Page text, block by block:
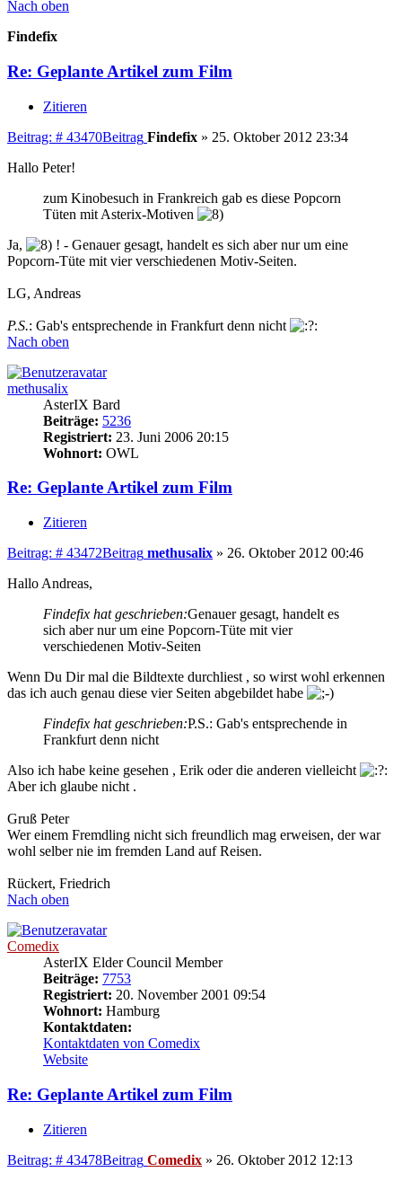
Nach oben
Findefix
Re: Geplante Artikel zum Film
Zitieren
Beitrag: # 43470Beitrag Findefix » 25. Oktober 2012 23:34
Hallo Peter!
zum Kinobesuch in Frankreich gab es diese Popcorn
Tüten mit Asterix-Motiven
Ja,
! - Genauer gesagt, handelt es sich aber nur um eine
Popcorn-Tüte mit vier verschiedenen Motiv-Seiten.
LG, Andreas
P.S.: Gab's entsprechende in Frankfurt denn nicht
Nach oben
methusalix
AsterIX Bard
Beiträge: 5236
Registriert: 23. Juni 2006 20:15
Wohnort: OWL
Re: Geplante Artikel zum Film
Zitieren
Beitrag: # 43472Beitrag methusalix » 26. Oktober 2012 00:46
Hallo Andreas,
Findefix hat geschrieben:Genauer gesagt, handelt es
sich aber nur um eine Popcorn-Tüte mit vier
verschiedenen Motiv-Seiten
Wenn Du Dir mal die Bildtexte durchliest , so wirst wohl erkennen
das ich auch genau diese vier Seiten abgebildet habe
Findefix hat geschrieben:P.S.: Gab's entsprechende in
Frankfurt denn nicht
Also ich habe keine gesehen , Erik oder die anderen vielleicht
Aber ich glaube nicht .
Gruß Peter
Wer einem Fremdling nicht sich freundlich mag erweisen, der war
wohl selber nie im fremden Land auf Reisen.
Rückert, Friedrich
Nach oben
Comedix
AsterIX Elder Council Member
Beiträge: 7753
Registriert: 20. November 2001 09:54
Wohnort: Hamburg
Kontaktdaten:
Kontaktdaten von Comedix
Website
Re: Geplante Artikel zum Film
Zitieren
Beitrag: # 43478Beitrag Comedix » 26. Oktober 2012 12:13